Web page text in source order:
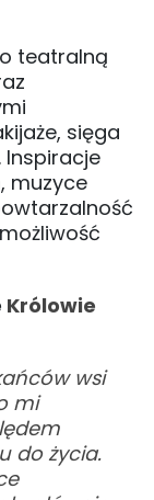
teatralną
sięga
Inspiracje
muzyce
Królowie
wsi
mi
do życia.